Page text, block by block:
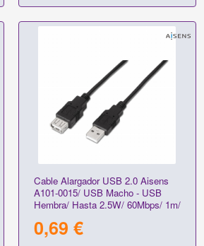
Cable Alargador USB 2.0 Aisens
A101-0015/ USB Macho - USB
Hembra/ Hasta 2.5W/ 60Mbps/ 1m/
0,69 €